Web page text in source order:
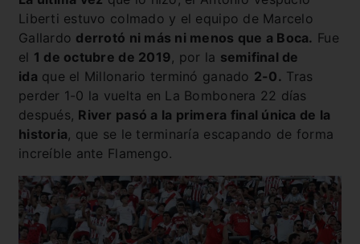
Liberti estuvo colmado y el equipo de Marcelo
Gallardo derrotó ni más ni menos que a Boca. Fue
el 1 de octubre de 2019, por la semifinal de
ida que el Millonario terminó ganado 2-0. Tras
perder 1-0 la vuelta en La Bombonera 22 días
después, River pasó a la primera final única de la
historia, que se le terminaría escapando de forma
increíble ante Flamengo.